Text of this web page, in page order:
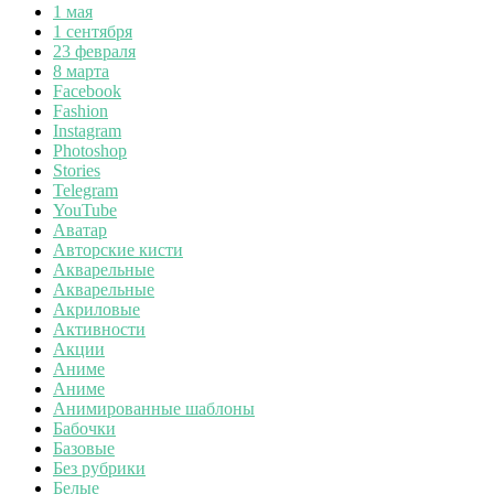
1 мая
1 сентября
23 февраля
8 марта
Facebook
Fashion
Instagram
Photoshop
Stories
Telegram
YouTube
Аватар
Авторские кисти
Акварельные
Акварельные
Акриловые
Активности
Акции
Аниме
Аниме
Анимированные шаблоны
Бабочки
Базовые
Без рубрики
Белые